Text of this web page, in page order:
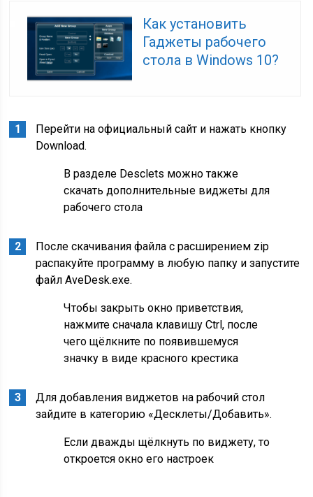
Как установить
Гаджеты рабочего
стола в Windows 10?
Перейти на официальный сайт и нажать кнопку
Download.
В разделе Desclets можно также
скачать дополнительные виджеты для
рабочего стола
После скачивания файла с расширением zip
распакуйте программу в любую папку и запустите
файл AveDesk.exe.
Чтобы закрыть окно приветствия,
нажмите сначала клавишу Ctrl, после
чего щёлкните по появившемуся
значку в виде красного крестика
Для добавления виджетов на рабочий стол
зайдите в категорию «Десклеты/Добавить».
Если дважды щёлкнуть по виджету, то
откроется окно его настроек